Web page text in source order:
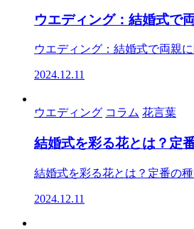
ウエディング：結婚式で
ウエディング：結婚式で両親
2024.12.11
ウエディング コラム 花言葉
結婚式を彩る花とは？定
結婚式を彩る花とは？定番の
2024.12.11